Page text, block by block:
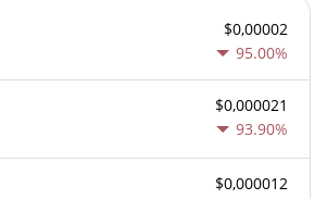
$0,00002
95.00%
$0,000021
93.90%
$0,000012